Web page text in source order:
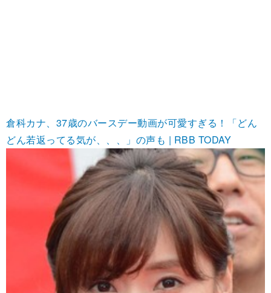
倉科カナ、37歳のバースデー動画が可愛すぎる！「どん
どん若返ってる気が、、、」の声も | RBB TODAY